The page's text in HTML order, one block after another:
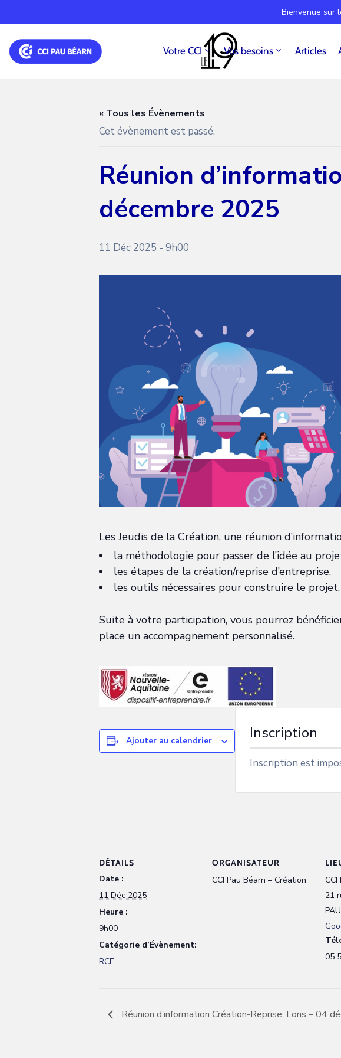
Bienvenue sur
Votre CCI Vos besoins Articles
« Tous les Évènements
Cet évènement est passé.
Réunion
décembre 2025
11 Déc 2025 - 9h00
Les Jeudis de la Création, une réunion
la méthodologie pour passer de l’idée au
les étapes de la création/reprise d’entreprise,
les outils nécessaires pour construire le projet.
Suite à votre participation, vous pourrez
place un accompagnement personnalisé.
Ajouter au calendrier
DÉTAILS
Date :
11 Déc 2025
Heure :
9h00
Catégorie d’Évènement:
RCE
ORGANISATEUR
CCI Pau Béarn – Création
CCI
21
PAU
05
Inscription
Inscription est
Réunion d’information Création-Reprise, Lons – 04